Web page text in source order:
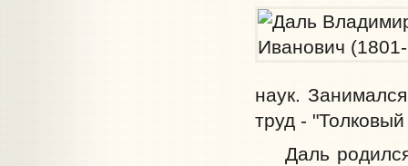
наук.
труд -
Даль родился